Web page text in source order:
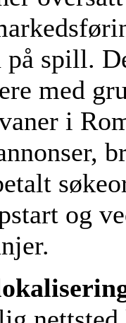
på spill.
med
i
og